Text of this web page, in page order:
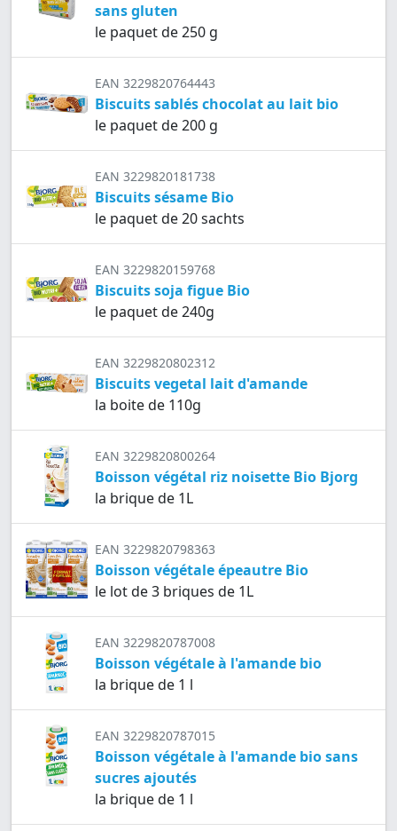
sans gluten
le paquet de 250 g
EAN 3229820764443
Biscuits sablés chocolat au lait bio
le paquet de 200 g
EAN 3229820181738
Biscuits sésame Bio
le paquet de 20 sachts
EAN 3229820159768
Biscuits soja figue Bio
le paquet de 240g
EAN 3229820802312
Biscuits vegetal lait d'amande
la boite de 110g
EAN 3229820800264
Boisson végétal riz noisette Bio Bjorg
la brique de 1L
EAN 3229820798363
Boisson végétale épeautre Bio
le lot de 3 briques de 1L
EAN 3229820787008
Boisson végétale à l'amande bio
la brique de 1 l
EAN 3229820787015
Boisson végétale à l'amande bio sans
sucres ajoutés
la brique de 1 l